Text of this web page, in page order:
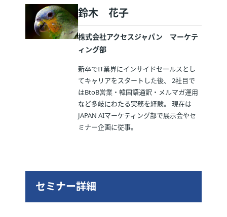
鈴木 花子
株式会社アクセスジャパン マーケテ
ィング部
新卒でIT業界にインサイドセールスとし
てキャリアをスタートした後、 2社目で
はBtoB営業・韓国語通訳・メルマガ運用
など多岐にわたる実務を経験。 現在は
JAPAN AIマーケティング部で展示会やセ
ミナー企画に従事。
セミナー詳細